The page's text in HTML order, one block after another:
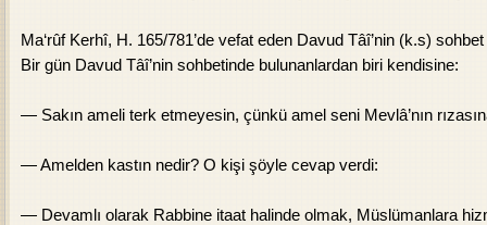
Ma‘rûf Kerhî, H. 165/781’de vefat eden Davud Tâî’nin (k.s)
Bir gün Davud Tâî’nin sohbetinde bulunanlardan biri kendisine:
— Sakın ameli terk etmeyesin, çünkü amel seni Mevlâ’nın
—Amelden kastın nedir? O kişi şöyle cevap verdi:
— Devamlı olarak Rabbine itaat halinde olmak, Müslümanlara